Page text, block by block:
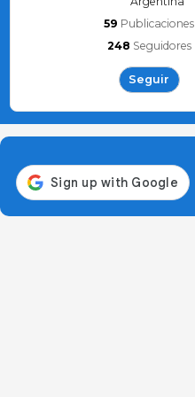
59 Publicaciones
248 Seguidores
Seguir